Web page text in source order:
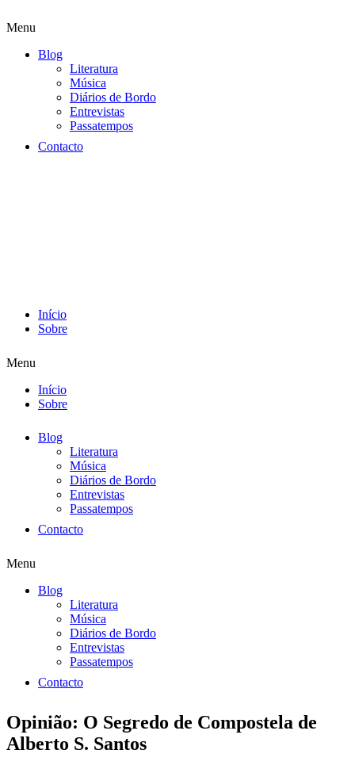
Menu
Blog
Literatura
Música
Diários de Bordo
Entrevistas
Passatempos
Contacto
Início
Sobre
Menu
Início
Sobre
Blog
Literatura
Música
Diários de Bordo
Entrevistas
Passatempos
Contacto
Menu
Blog
Literatura
Música
Diários de Bordo
Entrevistas
Passatempos
Contacto
Opinião: O Segredo de Compostela de
Alberto S. Santos